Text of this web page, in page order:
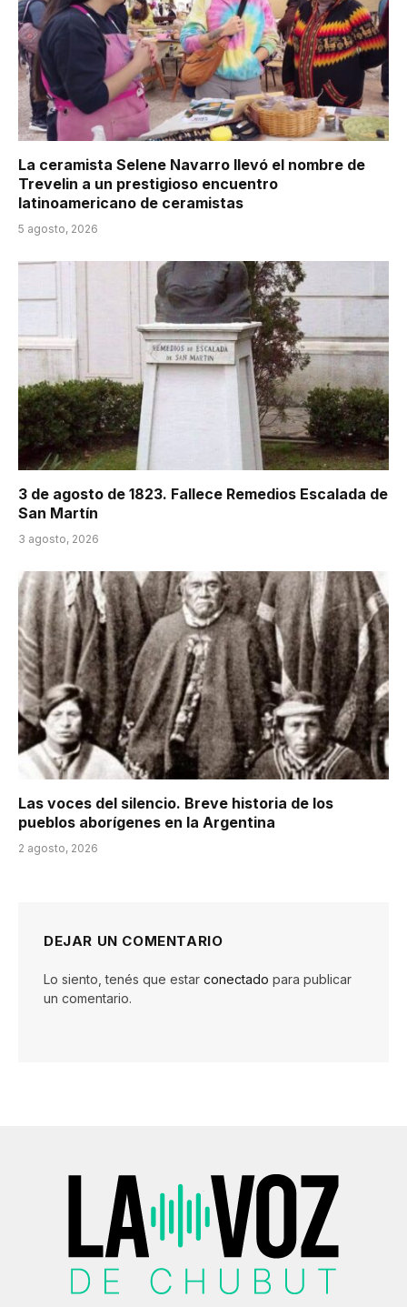
La ceramista Selene Navarro llevó el nombre de
Trevelin a un prestigioso encuentro
latinoamericano de ceramistas
5 agosto, 2026
3 de agosto de 1823. Fallece Remedios Escalada de
San Martín
3 agosto, 2026
Las voces del silencio. Breve historia de los
pueblos aborígenes en la Argentina
2 agosto, 2026
DEJAR UN COMENTARIO
Lo siento, tenés que estar conectado para publicar
un comentario.